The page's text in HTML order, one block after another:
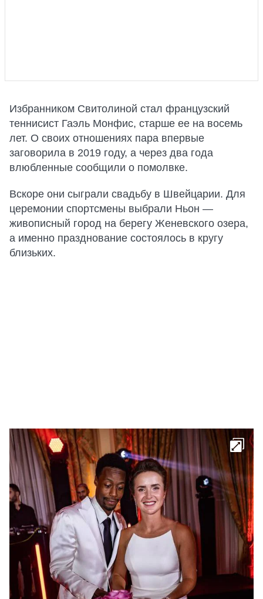
Избранником Свитолиной стал французский
теннисист Гаэль Монфис, старше ее на восемь
лет. О своих отношениях пара впервые
заговорила в 2019 году, а через два года
влюбленные сообщили о помолвке.
Вскоре они сыграли свадьбу в Швейцарии. Для
церемонии спортсмены выбрали Ньон —
живописный город на берегу Женевского озера,
а именно празднование состоялось в кругу
близьких.